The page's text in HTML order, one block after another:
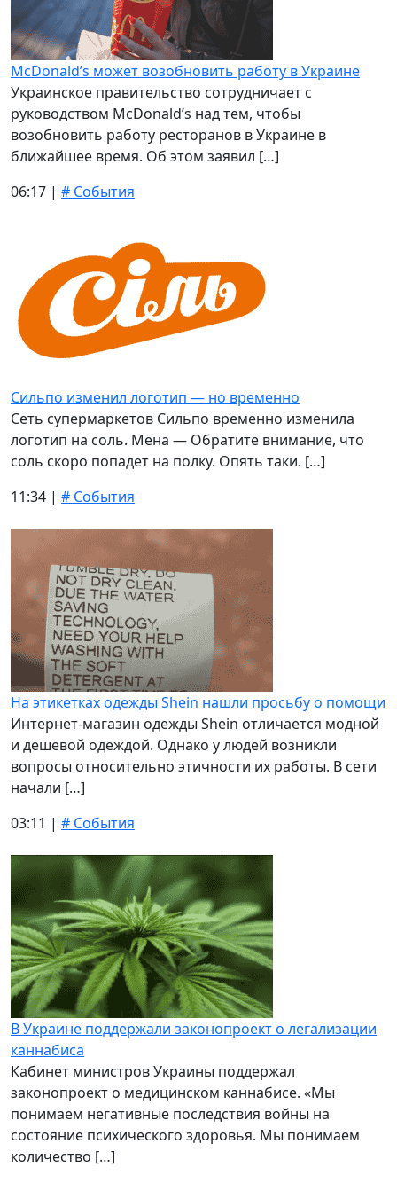
McDonald’s может возобновить работу в Украине
Украинское правительство сотрудничает с
руководством McDonald’s над тем, чтобы
возобновить работу ресторанов в Украине в
ближайшее время. Об этом заявил […]
06:17 | # События
Сильпо изменил логотип — но временно
Сеть супермаркетов Сильпо временно изменила
логотип на соль. Мена — Обратите внимание, что
соль скоро попадет на полку. Опять таки. […]
11:34 | # События
На этикетках одежды Shein нашли просьбу о помощи
Интернет-магазин одежды Shein отличается модной
и дешевой одеждой. Однако у людей возникли
вопросы относительно этичности их работы. В сети
начали […]
03:11 | # События
В Украине поддержали законопроект о легализации
каннабиса
Кабинет министров Украины поддержал
законопроект о медицинском каннабисе. «Мы
понимаем негативные последствия войны на
состояние психического здоровья. Мы понимаем
количество […]